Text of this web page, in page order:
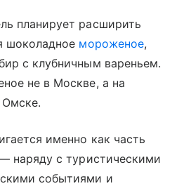
планирует расширить
шоколадное мороженое,
с клубничным вареньем.
не в Москве, а на
именно как часть
наряду с туристическими
событиями и